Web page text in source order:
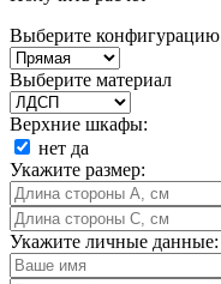
Выберите конфигурацию
Выберите материал
Верхние шкафы:
нет да
Укажите размер:
Укажите личные данные: